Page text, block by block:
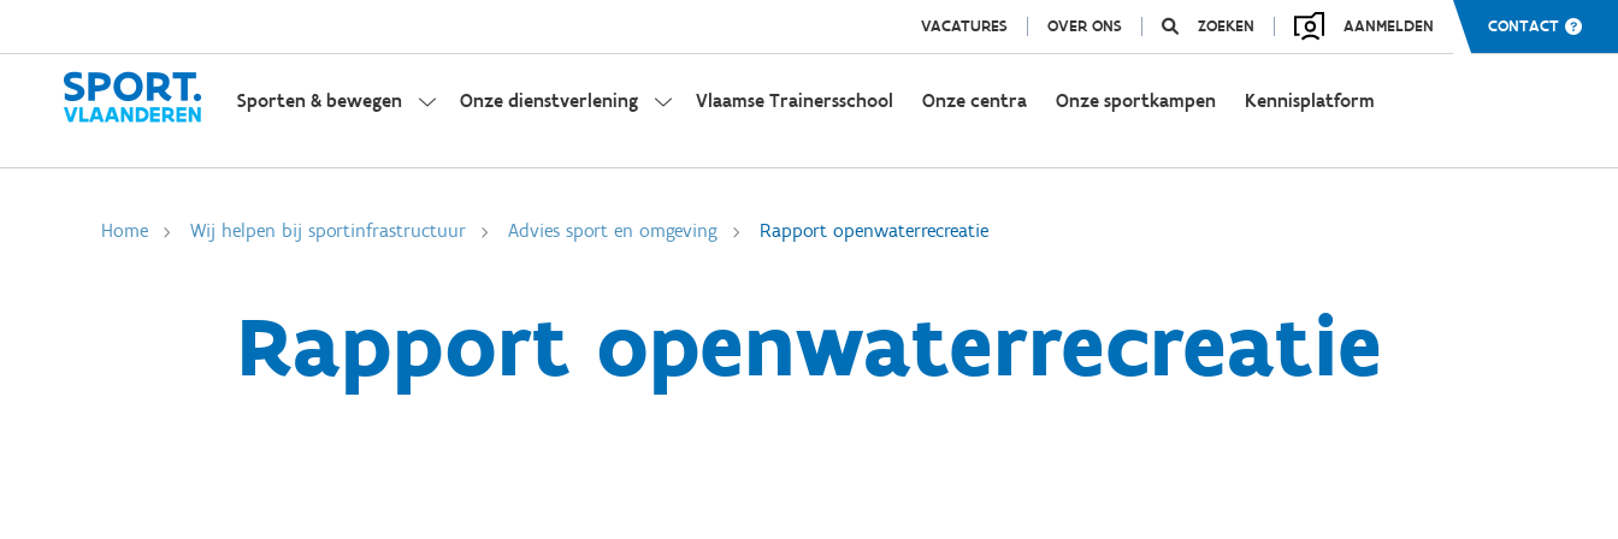
VACATURES OVER ONS ZOEKEN AANMELDEN CONTACT
Sporten & bewegen Onze dienstverlening Vlaamse Trainersschool Onze centra Onze sportkampen Kennisplatform
Home Wij helpen bij sportinfrastructuur Advies sport en omgeving Rapport openwaterrecreatie
Rapport openwaterrecreatie